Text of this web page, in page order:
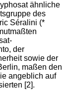
ähnliche
des
Séralini (*
der
sowie der
maßen den
angeblich auf
[2].